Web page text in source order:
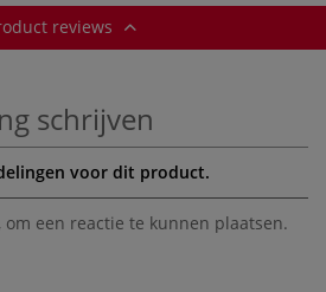
reviews
schrijven
voor dit product.
, om een reactie te kunnen plaatsen.